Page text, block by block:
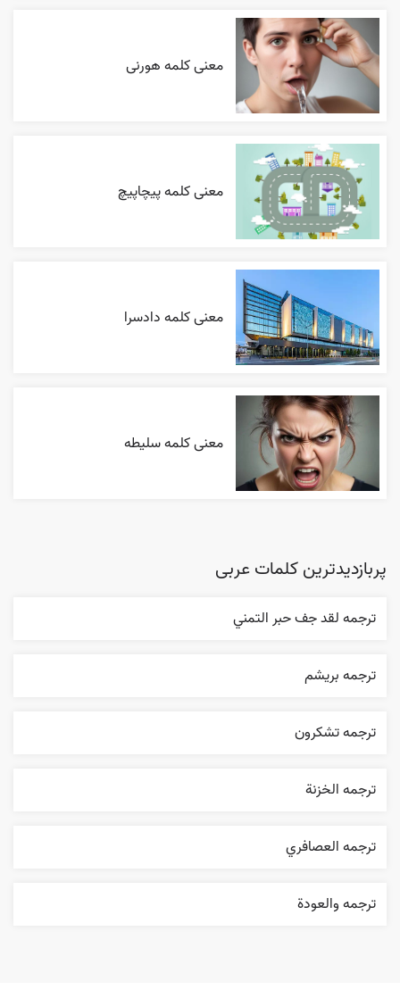
معنی کلمه هورنی
معنی کلمه پیچاپیچ
معنی کلمه دادسرا
معنی کلمه سلیطه
پربازدیدترین کلمات عربی
ترجمه لقد جف حبر التمني
ترجمه بریشم
ترجمه تشکرون
ترجمه الخزنة
ترجمه العصافري
ترجمه والعودة